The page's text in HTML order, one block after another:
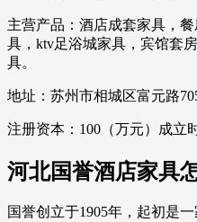
主营产品：酒店成套家具，
具，ktv足浴城家具，宾馆套
具。
地址：苏州市相城区富元路
注册资本：100（万元）成立
河北国誉酒店家具
国誉创立于1905年，起初是